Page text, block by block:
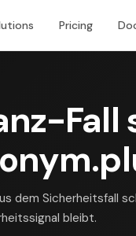
Pricing
Fall
dem Sicherheitsfall
bleibt.